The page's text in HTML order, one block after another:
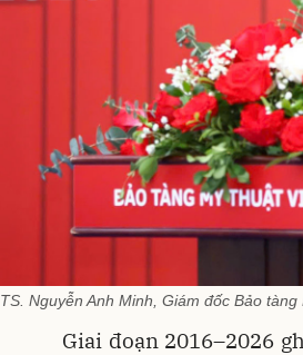
TS. Nguyễn Anh Minh, Giám đốc Bảo
Giai đoạn 2016–2026